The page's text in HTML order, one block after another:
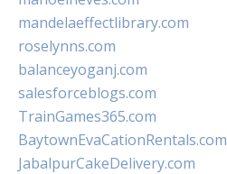
mandelaeffectlibrary.com
roselynns.com
balanceyoganj.com
salesforceblogs.com
TrainGames365.com
BaytownEvaCationRentals.com
JabalpurCakeDelivery.com